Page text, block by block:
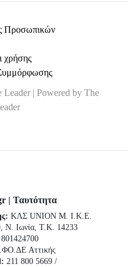
Προσωπικών
χρήσης
| Powered by The
| Ταυτότητα
ΚΛΣ UNION Μ. Ι.Κ.Ε.
Ν. Ιωνία, Τ.Κ. 14233
801424700
Αττικής
211 800 5669 /